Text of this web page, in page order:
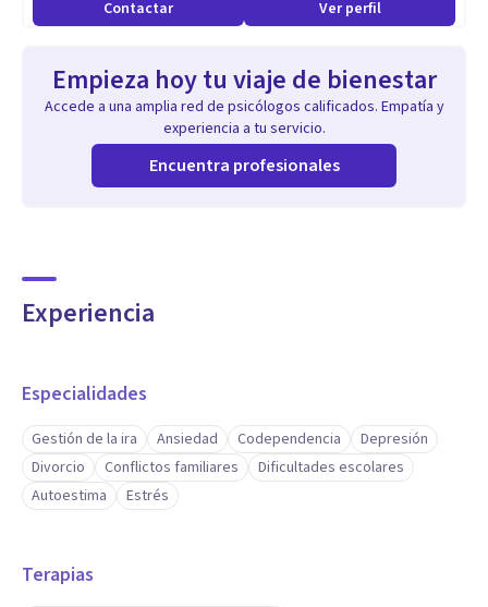
Contactar Ver perfil
Empieza hoy tu viaje de bienestar
Accede a una amplia red de psicólogos calificados. Empatía y
experiencia a tu servicio.
Encuentra profesionales
Experiencia
Especialidades
Gestión de la ira Ansiedad Codependencia
Depresión
Divorcio
Conflictos familiares
Dificultades escolares
Autoestima
Estrés
Terapias